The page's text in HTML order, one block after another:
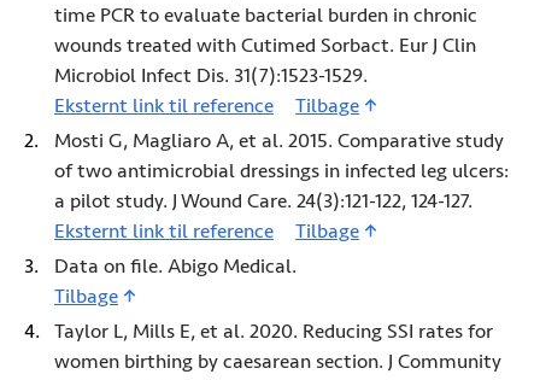
time PCR to evaluate bacterial burden in chronic
wounds treated with Cutimed Sorbact. Eur J Clin
Microbiol Infect Dis. 31(7):1523-1529.
Eksternt link til reference 1 (Åbner i ny fane)
Tilbage
Mosti G, Magliaro A, et al. 2015. Comparative study
of two antimicrobial dressings in infected leg ulcers:
a pilot study. J Wound Care. 24(3):121-122, 124-127.
Eksternt link til reference 2 (Åbner i ny fane)
Tilbage
Data on file. Abigo Medical.
Tilbage
Taylor L, Mills E, et al. 2020. Reducing SSI rates for
women birthing by caesarean section. J Community